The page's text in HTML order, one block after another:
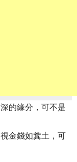
的緣分，可不是
金錢如糞土，可